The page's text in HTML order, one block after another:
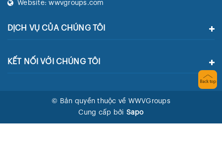
Website:wwvgroups.com
DỊCH VỤ CỦA CHÚNG TÔI
KẾT NỐI VỚI CHÚNG TÔI
© Bản quyền thuộc về WWVGroups
Cung cấp bởi Sapo